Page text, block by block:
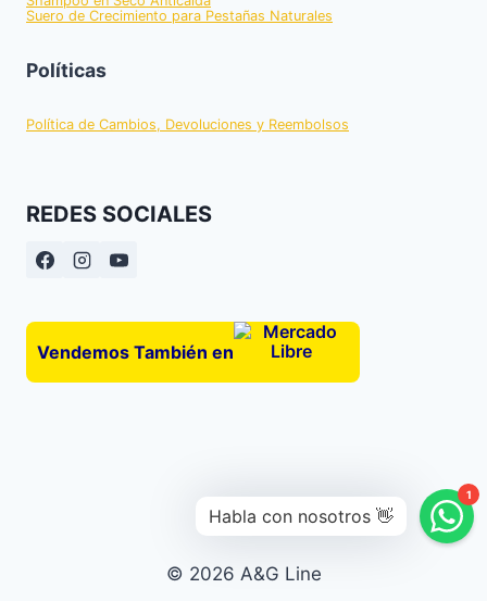
Suero de Crecimiento para Pestañas Naturales
Políticas
Política de Cambios, Devoluciones y Reembolsos
REDES SOCIALES
Vendemos También en
© 2026 A&G Line